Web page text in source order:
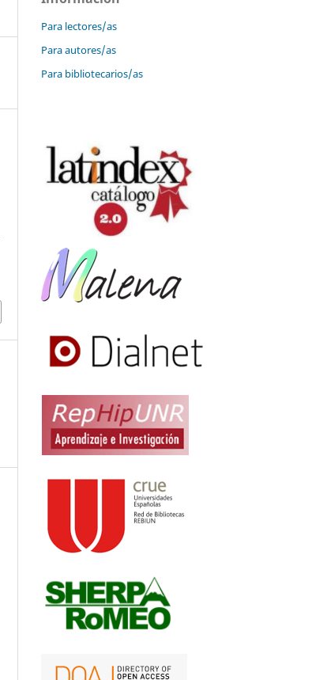
Para lectores/as
Para autores/as
Para bibliotecarios/as